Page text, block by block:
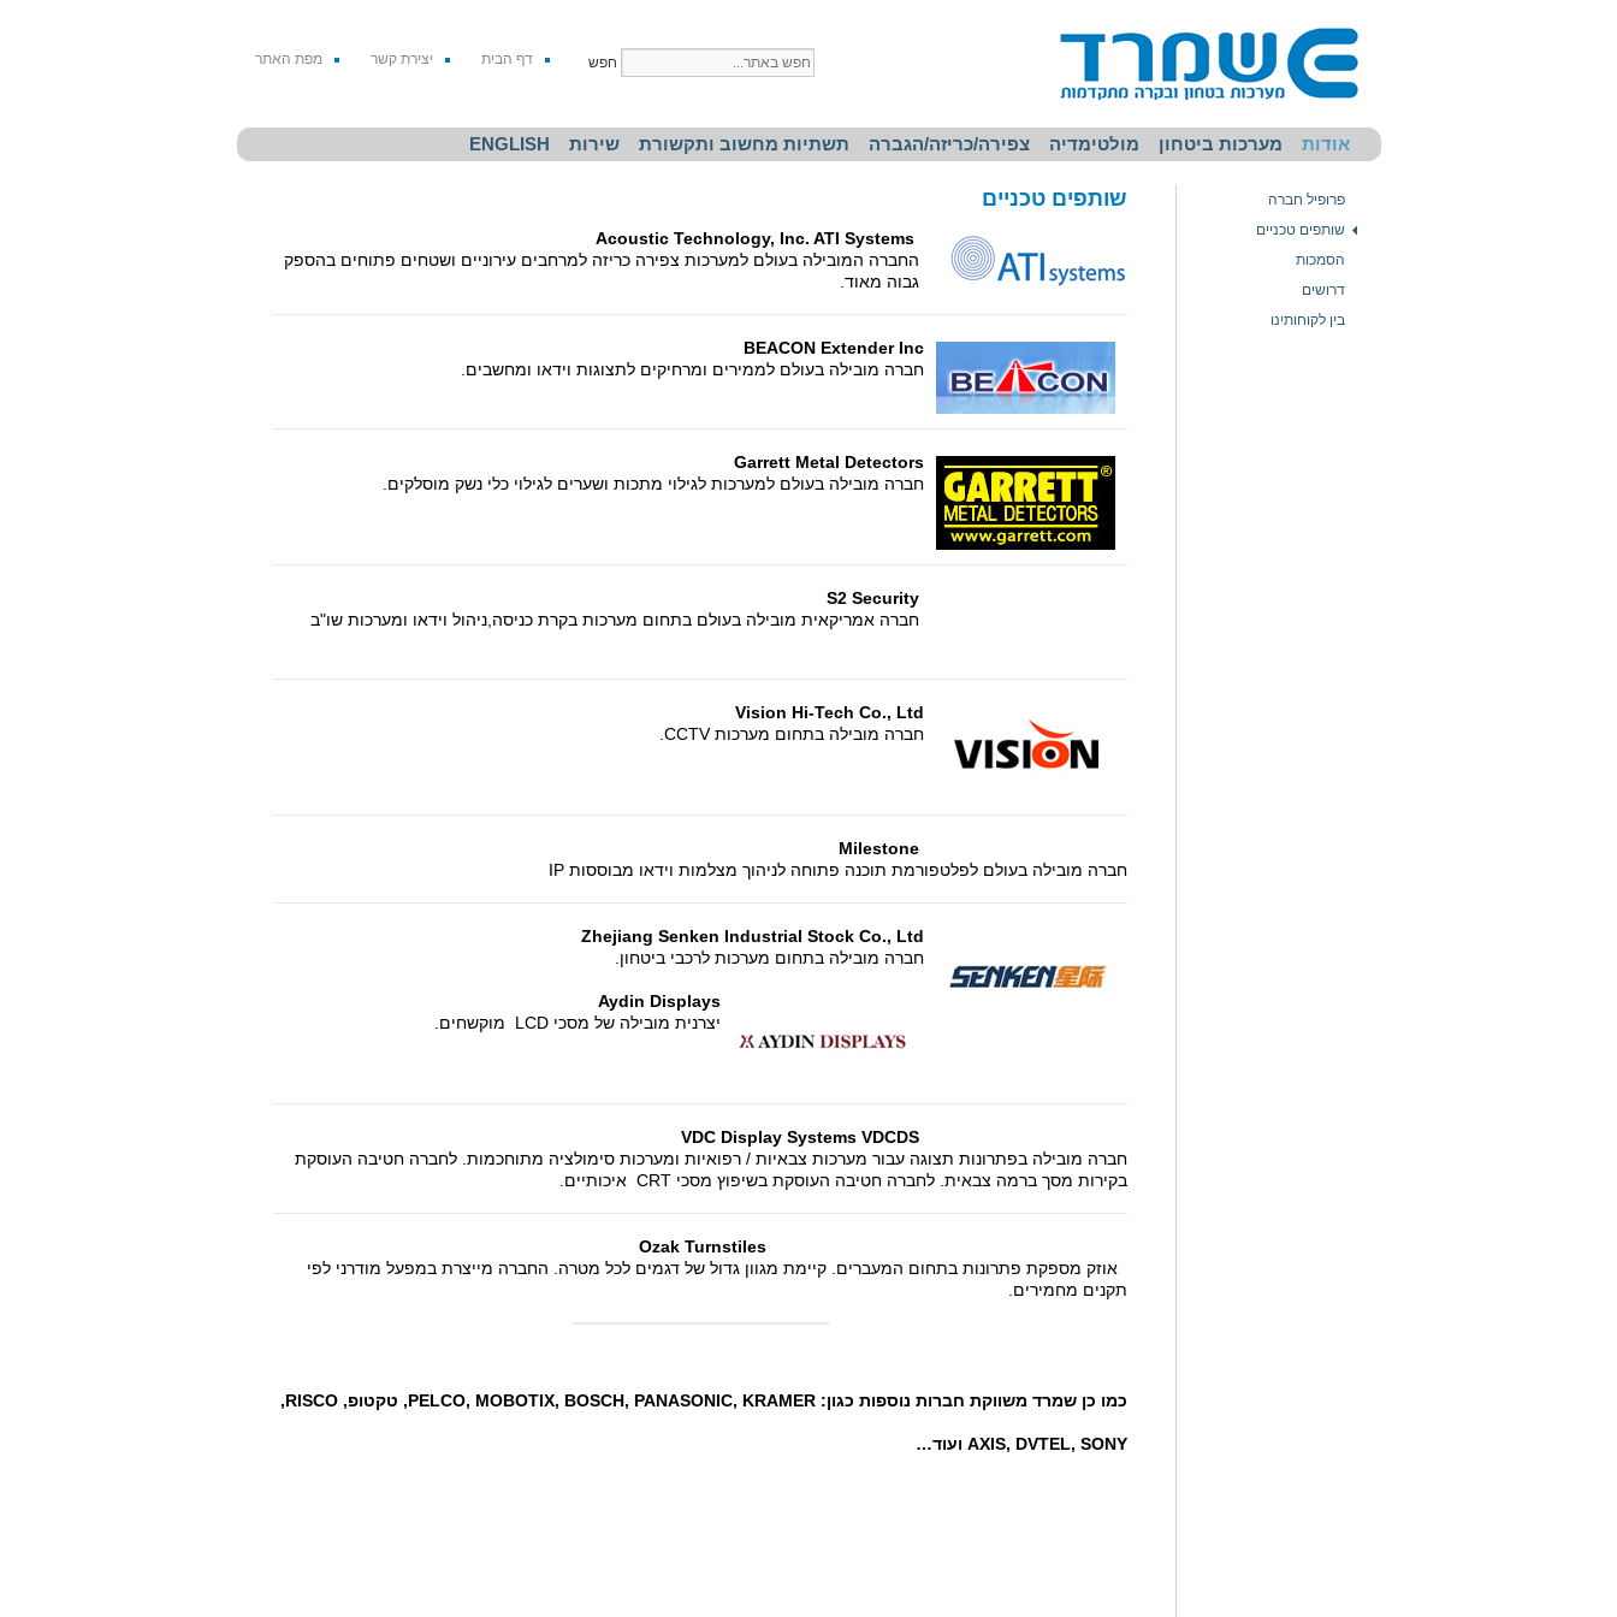
דף הבית יצירת קשר מפת האתר
אודות מערכות ביטחון מולטימדיה צפירה/כריזה/הגברה תשתיות מחשוב ותקשורת שירות ENGLISH
שותפים טכניים
החברה המובילה בעולם למערכות צפירה כריזה למרחבים עירוניים ושטחים פתוחים בהספק
גבוה מאוד.
BEACON Extender Inc
חברה מובילה בעולם לממירים ומרחיקים לתצוגות וידאו ומחשבים.
Garrett Metal Detectors
חברה מובילה בעולם למערכות לגילוי מתכות ושערים לגילוי כלי נשק מוסלקים.
S2 Security
חברה אמריקאית מובילה בעולם בתחום מערכות בקרת כניסה,ניהול וידאו ומערכות שו"ב
Vision Hi-Tech Co., Ltd
חברה מובילה בתחום מערכות CCTV.
Milestone
חברה מובילה בעולם לפלטפורמת תוכנה פתוחה לניהוך מצלמות וידאו מבוססות IP
Zhejiang Senken Industrial Stock Co., Ltd
חברה מובילה בתחום מערכות לרכבי ביטחון.
Aydin Displays
יצרנית מובילה של מסכי LCD מוקשחים.
VDC Display Systems VDCDS
חברה מובילה בפתרונות תצוגה עבור מערכות צבאיות / רפואיות ומערכות סימולציה מתוחכמות. לחברה חטיבה העוסקת
בקירות מסך ברמה צבאית. לחברה חטיבה העוסקת בשיפוץ מסכי CRT איכותיים.
אוזק מספקת פתרונות בתחום המעברים. קיימת מגוון גדול של דגמים לכל מטרה. החברה מייצרת במפעל מודרני לפי
תקנים מחמירים.
כמו כן שמרד משווקת חברות נוספות כגון: PELCO, MOBOTIX, BOSCH, PANASONIC, KRAMER, טקטופ, RISCO,
AXIS, DVTEL, SONY ועוד…
פרופיל חברה
שותפים טכניים
הסמכות
דרושים
בין לקוחותינו